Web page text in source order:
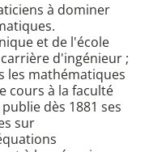
à dominer
et de l'école
d'ingénieur ;
les mathématiques
cours à la faculté
dès 1881 ses
sur